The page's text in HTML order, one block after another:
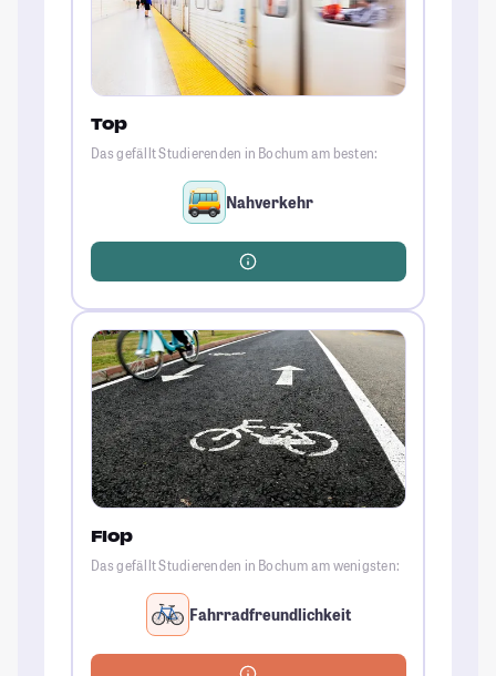
Top
Das gefällt Studierenden in Bochum am besten:
Nahverkehr
Flop
Das gefällt Studierenden in Bochum am wenigsten:
Fahrradfreundlichkeit